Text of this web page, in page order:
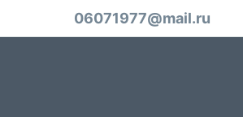
06071977@mail.ru